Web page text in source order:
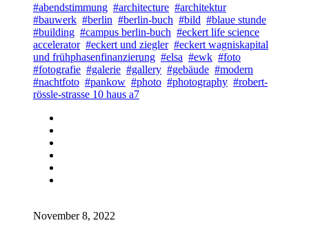
#abendstimmung #architecture #architektur
#bauwerk #berlin #berlin-buch #bild #blaue stunde
#building #campus berlin-buch #eckert life science
accelerator #eckert und ziegler #eckert wagniskapital
und frühphasenfinanzierung #elsa #ewk #foto
#fotografie #galerie #gallery #gebäude #modern
#nachtfoto #pankow #photo #photography #robert-
rössle-strasse 10 haus a7
November 8, 2022